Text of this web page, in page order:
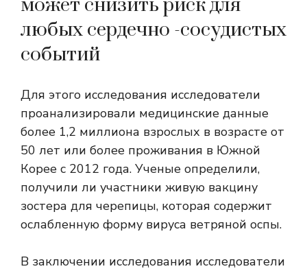
может снизить риск для
любых сердечно -сосудистых
событий
Для этого исследования исследователи
проанализировали медицинские данные
более 1,2 миллиона взрослых в возрасте от
50 лет или более проживания в Южной
Корее с 2012 года. Ученые определили,
получили ли участники живую вакцину
зостера для черепицы, которая содержит
ослабленную форму вируса ветряной оспы.
В заключении исследования исследователи